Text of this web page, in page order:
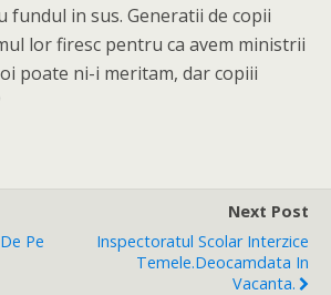
fundul in sus. Generatii de copii
lor firesc pentru ca avem ministrii
poate ni-i meritam, dar copiii
Pe
Next Post
Inspectoratul Scolar Interzice
Temele.Deocamdata In
Vacanta.